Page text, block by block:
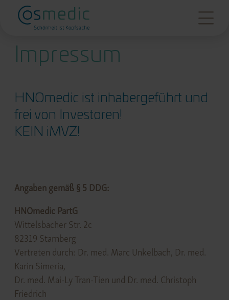
Impressum
HNOmedic ist inhabergeführt und
frei von Investoren!
KEIN iMVZ!
Angaben gemäß § 5 DDG:
HNOmedic PartG
Wittelsbacher Str. 2c
82319 Starnberg
Vertreten durch: Dr. med. Marc Unkelbach, Dr. med.
Karin Simeria,
Dr. med. Mai-Ly Tran-Tien und Dr. med. Christoph
Friedrich